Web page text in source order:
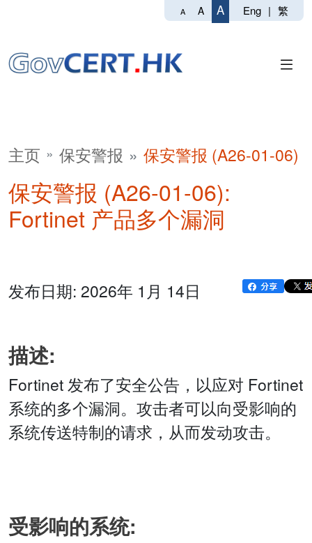
A A A Eng | 繁
主页 保安警报 保安警报 (A26-01-06)
保安警报 (A26-01-06):
Fortinet 产品多个漏洞
发布日期: 2026年 1月 14日
描述:
Fortinet 发布了安全公告，以应对 Fortinet
系统的多个漏洞。攻击者可以向受影响的
系统传送特制的请求，从而发动攻击。
受影响的系统: